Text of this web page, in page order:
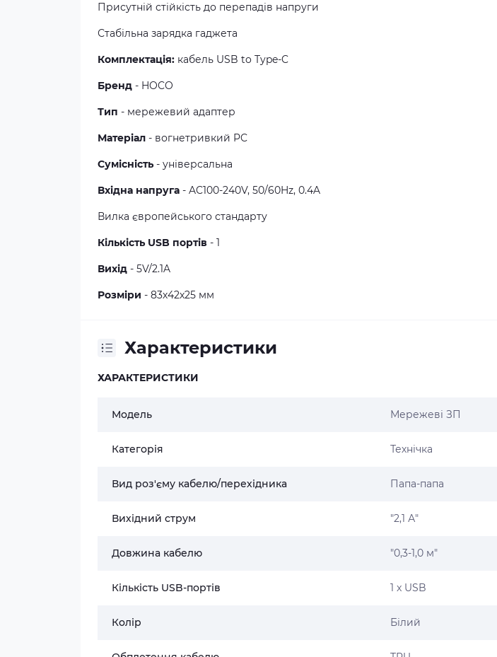
Присутній стійкість до перепадів напруги
Стабільна зарядка гаджета
Комплектація: кабель USB to Type-C
Бренд - HOCO
Тип - мережевий адаптер
Матеріал - вогнетривкий PC
Сумісність - універсальна
Вхідна напруга - AC100-240V, 50/60Hz, 0.4A
Вилка європейського стандарту
Кількість USB портів - 1
Вихід - 5V/2.1A
Розміри - 83х42х25 мм
Характеристики
ХАРАКТЕРИСТИКИ
Модель Мережеві ЗП
Категорія Технічка
Вид роз'єму кабелю/перехідника Папа-папа
Вихідний струм "2,1 А"
Довжина кабелю "0,3-1,0 м"
Кількість USB-портів 1 x USB
Колір Білий